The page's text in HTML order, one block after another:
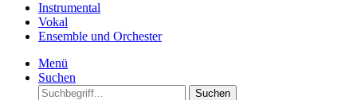
Instrumental
Vokal
Ensemble und Orchester
Menü
Suchen
Suchen